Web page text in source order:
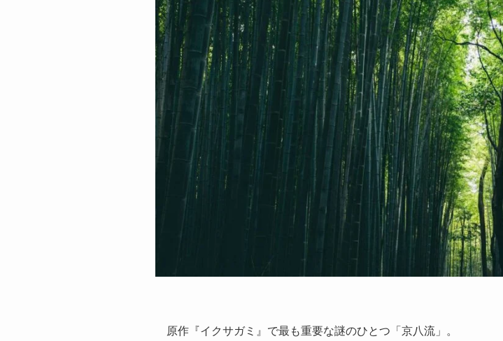
原作『イクサガミ』で最も重要な謎のひとつ「京八流」。